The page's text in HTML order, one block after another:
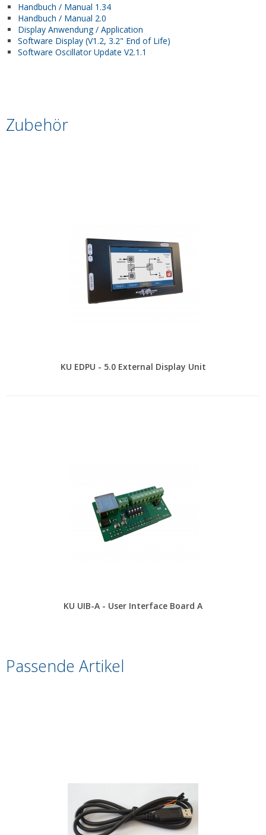
Handbuch / Manual 1.34
Handbuch / Manual 2.0
Display Anwendung / Application
Software Display (V1.2, 3.2" End of Life)
Software Oscillator Update V2.1.1
Zubehör
KU EDPU - 5.0 External Display Unit
KU UIB-A - User Interface Board A
Passende Artikel